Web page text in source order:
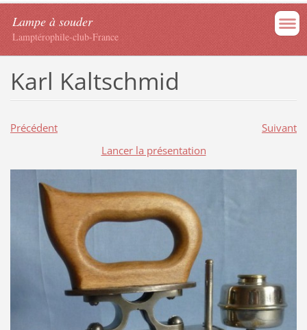
Lampe à souder
Lamptérophile-club-France
Karl Kaltschmid
Précédent
Suivant
Lancer la présentation